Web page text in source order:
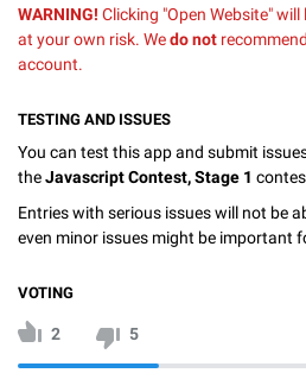
WARNING! Clicking "Open Website"
at your own risk. Wedo not
account.
TESTING AND ISSUES
You can test this app and submit
theJavascript Contest, Stage 1
Entries with serious issues will not be
even minor issues might be important
VOTING
2 5